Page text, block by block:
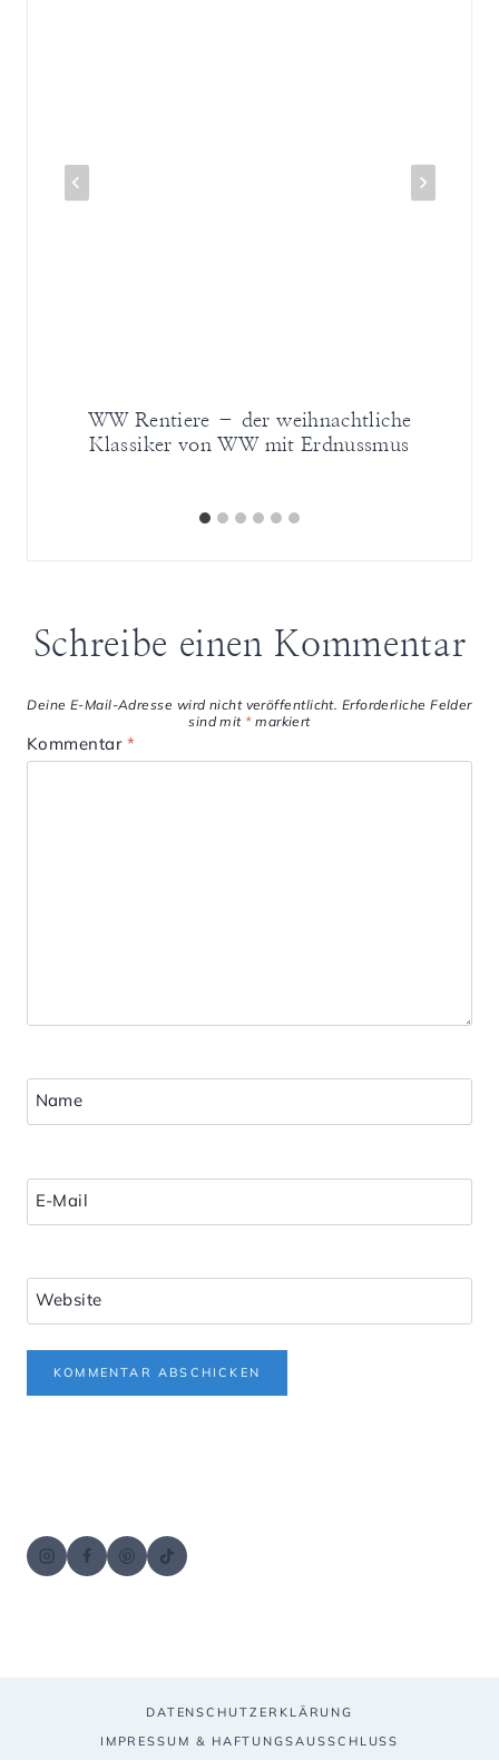
WW Rentiere – der weihnachtliche
Klassiker von WW mit Erdnussmus
Schreibe einen Kommentar
Deine E-Mail-Adresse wird nicht veröffentlicht. Erforderliche Felder
sind mit *markiert
Kommentar *
Name
E-Mail
Website
DATENSCHUTZERKLÄRUNG
IMPRESSUM & HAFTUNGSAUSSCHLUSS